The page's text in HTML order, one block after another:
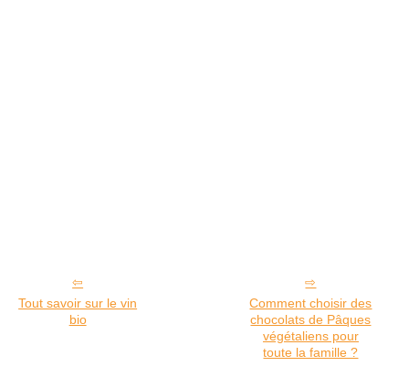
Tout savoir sur le vin
bio
Comment choisir des
chocolats de Pâques
végétaliens pour
toute la famille ?